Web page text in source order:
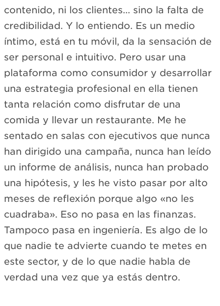
contenido, ni los clientes... sino la falta de
credibilidad. Y lo entiendo. Es un medio
íntimo, está en tu móvil, da la sensación de
ser personal e intuitivo. Pero usar una
plataforma como consumidor y desarrollar
una estrategia profesional en ella tienen
tanta relación como disfrutar de una
comida y llevar un restaurante. Me he
sentado en salas con ejecutivos que nunca
han dirigido una campaña, nunca han leído
un informe de análisis, nunca han probado
una hipótesis, y les he visto pasar por alto
meses de reflexión porque algo «no les
cuadraba». Eso no pasa en las finanzas.
Tampoco pasa en ingeniería. Es algo de lo
que nadie te advierte cuando te metes en
este sector, y de lo que nadie habla de
verdad una vez que ya estás dentro.